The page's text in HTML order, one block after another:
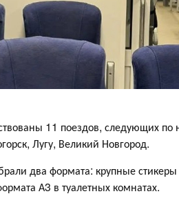
11 поездов, следующих по
Лугу, Великий Новгород.
два формата: крупные
А3 в туалетных комнатах.